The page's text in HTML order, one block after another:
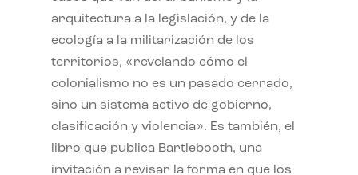
arquitectura a la legislación, y de la
ecología a la militarización de los
territorios, «revelando cómo el
colonialismo no es un pasado cerrado,
sino un sistema activo de gobierno,
clasificación y violencia». Es también, el
libro que publica Bartlebooth, una
invitación a revisar la forma en que los